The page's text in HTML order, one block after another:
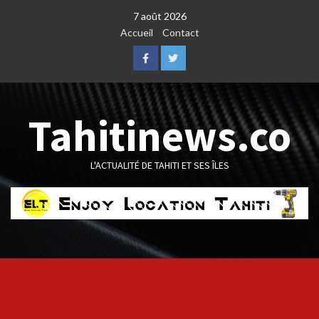
7 août 2026
Accueil
Contact
FacebookTwitter
Tahitinews.co
L'ACTUALITÉ DE TAHITI ET SES ÎLES